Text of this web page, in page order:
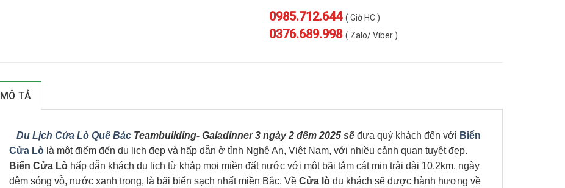
0985.712.644 ( Giờ HC )
0376.689.998 ( Zalo/ Viber )
MÔ TẢ
Du Lịch Cửa Lò Quê Bác Teambuilding- Galadinner 3 ngày 2 đêm 2025 sẽ đưa quý khách đến với Biển
Cửa Lò là một điểm đến du lịch đẹp và hấp dẫn ở tỉnh Nghệ An, Việt Nam, với nhiều cảnh quan tuyệt đẹp.
Biển Cửa Lò hấp dẫn khách du lịch từ khắp mọi miền đất nước với một bãi tắm cát mịn trải dài 10.2km, ngày
đêm sóng vỗ, nước xanh trong, là bãi biển sạch nhất miền Bắc. Về Cửa lò du khách sẽ được hành hương về